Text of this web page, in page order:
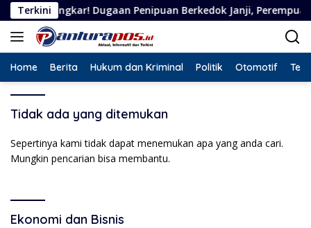
Langsung
ke
konten
TerkiniDugaan Penipuan Berkedok Janji, Perempuan Asal
Home Berita Hukum dan Kriminal Politik Otomotif
Tidak ada yang ditemukan
Sepertinya kami tidak dapat menemukan apa yang anda cari.
Mungkin pencarian bisa membantu.
Ekonomi dan Bisnis